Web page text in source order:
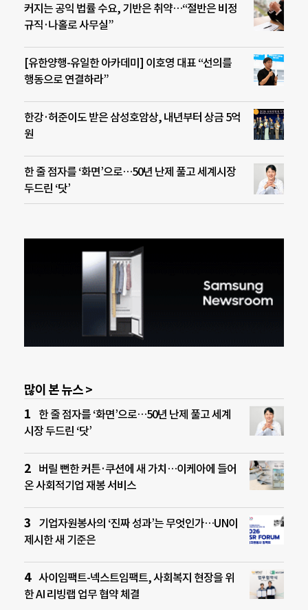
커지는 공익 법률 수요, 기반은 취약…“절반은 비정
규직·나홀로 사무실”
[유한양행-유일한 아카데미] 이호영 대표 “선의를
행동으로 연결하라”
한강·허준이도 받은 삼성호암상, 내년부터 상금 5억
원
한 줄 점자를 ‘화면’으로…50년 난제 풀고 세계시장
두드린 ‘닷’
많이 본 뉴스 >
한 줄 점자를 ‘화면’으로…50년 난제 풀고 세계
시장 두드린 ‘닷’
버릴 뻔한 커튼·쿠션에 새 가치…이케아에 들어
온 사회적기업 재봉 서비스
기업자원봉사의 ‘진짜 성과’는 무엇인가…UN이
제시한 새 기준은
사이임팩트-넥스트임팩트, 사회복지 현장을 위
한 AI 리빙랩 업무 협약 체결